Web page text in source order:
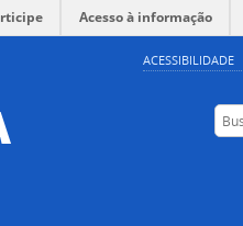
ACESSIBILIDADE
Acesso à informação